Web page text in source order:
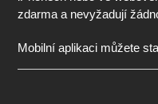
zdarma a nevyžadují
Mobilní aplikaci můžete